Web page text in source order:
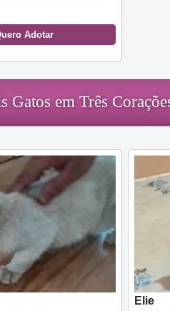
Adotar
Gatos em Três
Elie